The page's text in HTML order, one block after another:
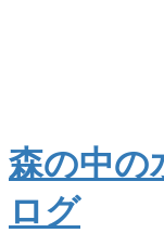
森の中の
ログ